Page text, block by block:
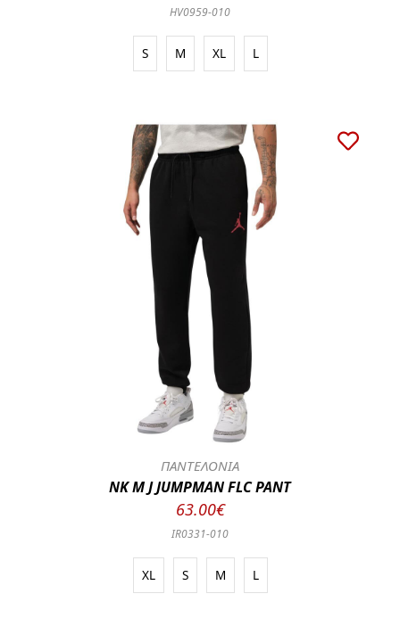
HV0959-010
S M XL L
ΠΑΝΤΕΛΟΝΙΑ
NK M J JUMPMAN FLC PANT
63.00€
IR0331-010
XL S M L